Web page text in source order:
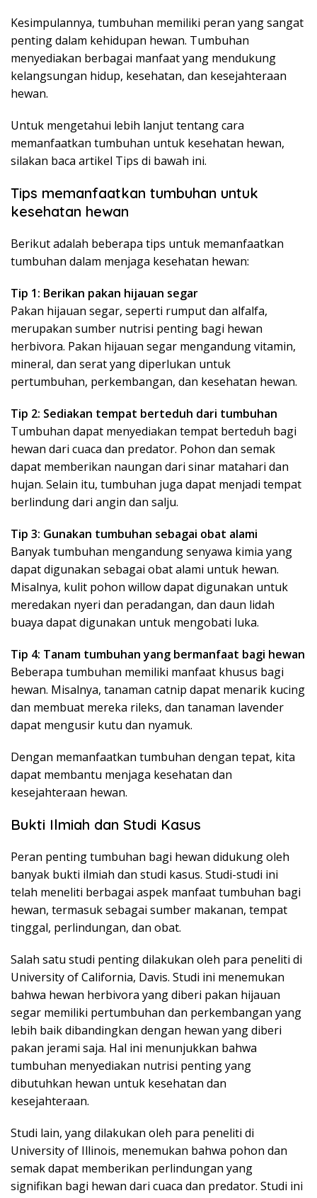
Kesimpulannya, tumbuhan memiliki peran yang sangat
penting dalam kehidupan hewan. Tumbuhan
menyediakan berbagai manfaat yang mendukung
kelangsungan hidup, kesehatan, dan kesejahteraan
hewan.
Untuk mengetahui lebih lanjut tentang cara
memanfaatkan tumbuhan untuk kesehatan hewan,
silakan baca artikel Tips di bawah ini.
Tips memanfaatkan tumbuhan untuk
kesehatan hewan
Berikut adalah beberapa tips untuk memanfaatkan
tumbuhan dalam menjaga kesehatan hewan:
Tip 1: Berikan pakan hijauan segar
Pakan hijauan segar, seperti rumput dan alfalfa,
merupakan sumber nutrisi penting bagi hewan
herbivora. Pakan hijauan segar mengandung vitamin,
mineral, dan serat yang diperlukan untuk
pertumbuhan, perkembangan, dan kesehatan hewan.
Tip 2: Sediakan tempat berteduh dari tumbuhan
Tumbuhan dapat menyediakan tempat berteduh bagi
hewan dari cuaca dan predator. Pohon dan semak
dapat memberikan naungan dari sinar matahari dan
hujan. Selain itu, tumbuhan juga dapat menjadi tempat
berlindung dari angin dan salju.
Tip 3: Gunakan tumbuhan sebagai obat alami
Banyak tumbuhan mengandung senyawa kimia yang
dapat digunakan sebagai obat alami untuk hewan.
Misalnya, kulit pohon willow dapat digunakan untuk
meredakan nyeri dan peradangan, dan daun lidah
buaya dapat digunakan untuk mengobati luka.
Tip 4: Tanam tumbuhan yang bermanfaat bagi hewan
Beberapa tumbuhan memiliki manfaat khusus bagi
hewan. Misalnya, tanaman catnip dapat menarik kucing
dan membuat mereka rileks, dan tanaman lavender
dapat mengusir kutu dan nyamuk.
Dengan memanfaatkan tumbuhan dengan tepat, kita
dapat membantu menjaga kesehatan dan
kesejahteraan hewan.
Bukti Ilmiah dan Studi Kasus
Peran penting tumbuhan bagi hewan didukung oleh
banyak bukti ilmiah dan studi kasus. Studi-studi ini
telah meneliti berbagai aspek manfaat tumbuhan bagi
hewan, termasuk sebagai sumber makanan, tempat
tinggal, perlindungan, dan obat.
Salah satu studi penting dilakukan oleh para peneliti di
University of California, Davis. Studi ini menemukan
bahwa hewan herbivora yang diberi pakan hijauan
segar memiliki pertumbuhan dan perkembangan yang
lebih baik dibandingkan dengan hewan yang diberi
pakan jerami saja. Hal ini menunjukkan bahwa
tumbuhan menyediakan nutrisi penting yang
dibutuhkan hewan untuk kesehatan dan
kesejahteraan.
Studi lain, yang dilakukan oleh para peneliti di
University of Illinois, menemukan bahwa pohon dan
semak dapat memberikan perlindungan yang
signifikan bagi hewan dari cuaca dan predator. Studi ini